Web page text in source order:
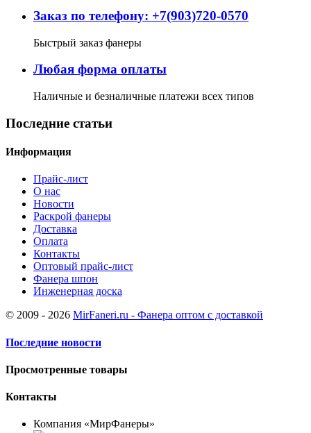
Заказ по телефону: +7(903)720-0570
Быстрый заказ фанеры
Любая форма оплаты
Наличные и безналичные платежи всех типов
Последние статьи
Информация
Прайс-лист
О нас
Новости
Раскрой фанеры
Доставка
Оплата
Контакты
Оптовый прайс-лист
Фанера шпон
Инженерная доска
© 2009 - 2026 MirFaneri.ru - Фанера оптом с доставкой
Последние новости
Просмотренные товары
Контакты
Компания «МирФанеры»